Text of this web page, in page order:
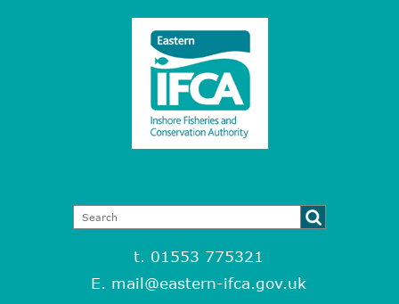
t. 01553 775321
E. mail@eastern-ifca.gov.uk